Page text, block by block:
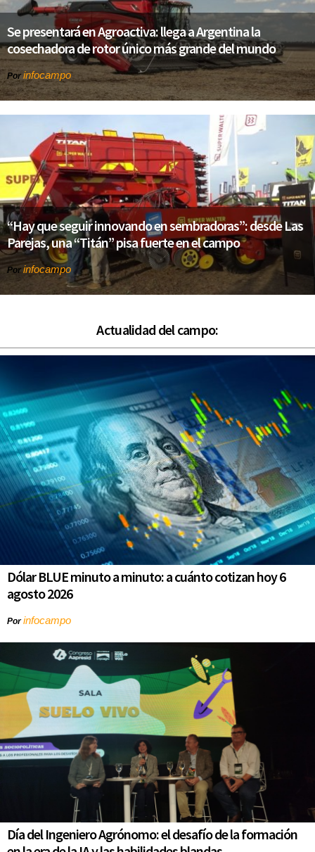
Se presentará en Agroactiva: llega a Argentina la
cosechadora de rotor único más grande del mundo
Porinfocampo
“Hay que seguir innovando en sembradoras”: desde Las
Parejas, una “Titán” pisa fuerte en el campo
Por infocampo
Actualidad del campo:
Dólar BLUE minuto a minuto: a cuánto cotizan hoy 6
agosto 2026
Porinfocampo
Día del Ingeniero Agrónomo: el desafío de la formación